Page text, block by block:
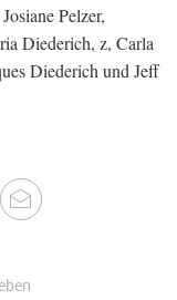
Pelzer,
Diederich, z, Carla
Diederich und Jeff